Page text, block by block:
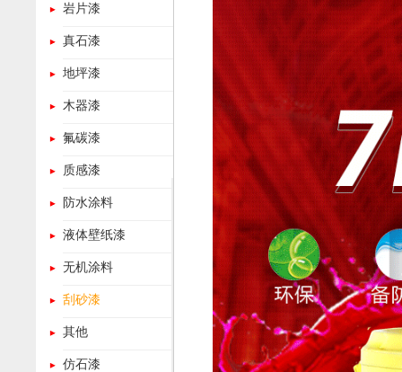
岩片漆
真石漆
地坪漆
木器漆
氟碳漆
质感漆
防水涂料
液体壁纸漆
无机涂料
刮砂漆
其他
仿石漆